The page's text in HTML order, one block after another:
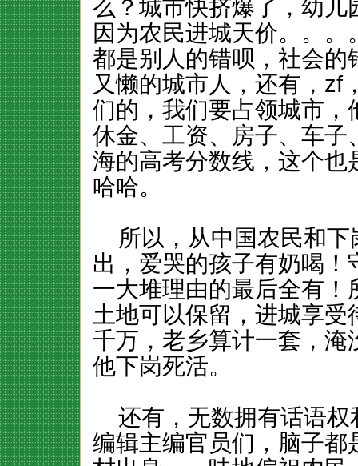
么？城市快挤爆了，幼
因为农民进城天价。。
都是别人的错呗，社会
又懒的城市人，还有，zf
们的，我们要占领城市
休金、工资、房子、车
海的高考分数线，这个
哈哈。
所以，从中国农民和下
出，爱哭的孩子有奶喝
一大堆理由的最后全有
土地可以保留，进城享
千万，老乡算计一套，
他下岗死活。
还有，无数拥有话语权
编辑主编官员们，脑子